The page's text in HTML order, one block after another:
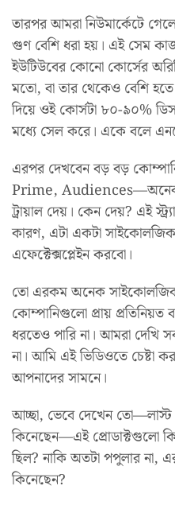
তারপর আমরা নিউমার্কেটে
গুণ বেশি ধরা হয়। এই সেম
ইউটিউবের কোনো কোর্সের
মতো, বা তার থেকেও বেশি
দিয়ে ওই কোর্সটা ৮০-৯০%
মধ্যে সেল করে। একে বলে
এরপর দেখবেন বড় বড়
Prime, Audiences—অনেক
ট্রায়াল দেয়। কেন দেয়? এই
কারণ, এটা একটা
এফেক্টেক্সপ্লেইন করবো।
তো এরকম অনেক
কোম্পানিগুলো প্রায় প্রতিনিয়ত
ধরতেও পারি না। আমরা দেখি
না। আমি এই ভিডিওতে
আপনাদের সামনে।
আচ্ছা, ভেবে দেখেন তো—লাস্ট
কিনেছেন—এই প্রোডাক্টগুলো কি
ছিল? নাকি অতটা পপুলার না,
কিনেছেন?